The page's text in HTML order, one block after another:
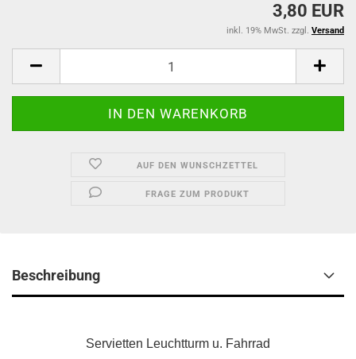
3,80 EUR
inkl. 19% MwSt. zzgl. Versand
AUF DEN WUNSCHZETTEL
FRAGE ZUM PRODUKT
Beschreibung
Servietten Leuchtturm u. Fahrrad